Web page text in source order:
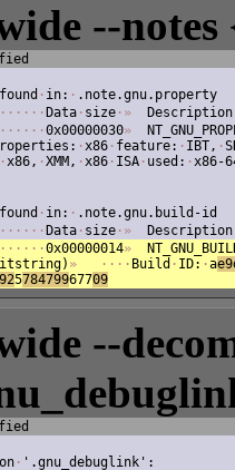
--notes
found · in: · .note.gnu.property
· · · · · · Data · size · » Description
· · · · · ·0x00000030»
·x86 · feature: · IBT, ·
·x86, ·XMM, ·x86 · ISA · used: ·x86-
found · in: · .note.gnu.build-id
· · · · · · Data · size · » Description
· · · · · ·0x00000014»
» · · · · Build · ID: ·a
578479967709
--
· '.gnu_debuglink':